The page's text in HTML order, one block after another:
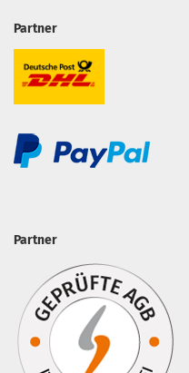
Partner
Partner